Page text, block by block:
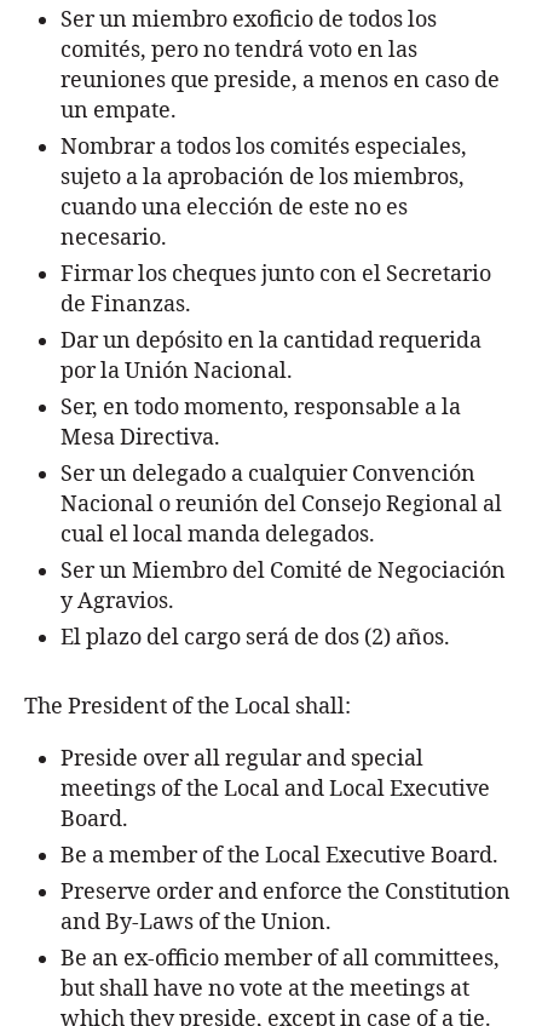
Ser un miembro exoficio de todos los
comités, pero no tendrá voto en las
reuniones que preside, a menos en caso de
un empate.
Nombrar a todos los comités especiales,
sujeto a la aprobación de los miembros,
cuando una elección de este no es
necesario.
Firmar los cheques junto con el Secretario
de Finanzas.
Dar un depósito en la cantidad requerida
por la Unión Nacional.
Ser, en todo momento, responsable a la
Mesa Directiva.
Ser un delegado a cualquier Convención
Nacional o reunión del Consejo Regional al
cual el local manda delegados.
Ser un Miembro del Comité de Negociación
y Agravios.
El plazo del cargo será de dos (2) años.
The President of the Local shall:
Preside over all regular and special
meetings of the Local and Local Executive
Board.
Be a member of the Local Executive Board.
Preserve order and enforce the Constitution
and By-Laws of the Union.
Be an ex-officio member of all committees,
but shall have no vote at the meetings at
which they preside, except in case of a tie.